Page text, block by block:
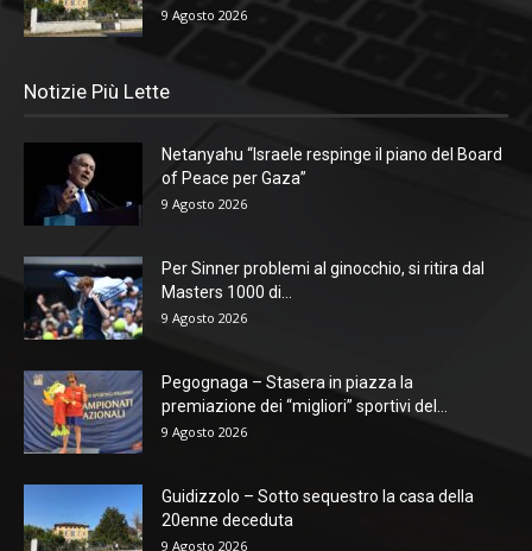
9 Agosto 2026
Notizie Più Lette
Netanyahu “Israele respinge il piano del Board
of Peace per Gaza”
9 Agosto 2026
Per Sinner problemi al ginocchio, si ritira dal
Masters 1000 di...
9 Agosto 2026
Pegognaga – Stasera in piazza la
premiazione dei “migliori” sportivi del...
9 Agosto 2026
Guidizzolo – Sotto sequestro la casa della
20enne deceduta
9 Agosto 2026